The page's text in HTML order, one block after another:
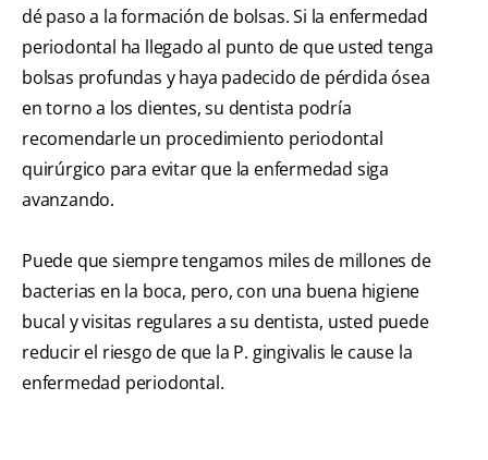
dé paso a la formación de bolsas. Si la enfermedad
periodontal ha llegado al punto de que usted tenga
bolsas profundas y haya padecido de pérdida ósea
en torno a los dientes, su dentista podría
recomendarle un procedimiento periodontal
quirúrgico para evitar que la enfermedad siga
avanzando.
Puede que siempre tengamos miles de millones de
bacterias en la boca, pero, con una buena higiene
bucal y visitas regulares a su dentista, usted puede
reducir el riesgo de que la P. gingivalis le cause la
enfermedad periodontal.